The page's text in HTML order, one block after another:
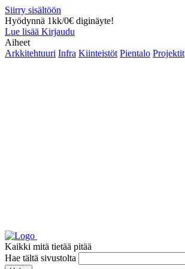
Siirry sisältöön
Hyödynnä 1kk/0€ diginäyte!
Lue lisää Kirjaudu
Aiheet
Arkkitehtuuri Infra Kiinteistöt Pientalo Projektit
Kaikki mitä tietää pitää
Hae tältä sivustolta